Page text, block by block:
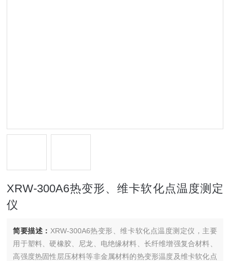
XRW-300A6热变形、维卡软化点温度测定
仪
简要描述： XRW-300A6热变形、维卡软化点温度测定仪，主要
用于塑料、硬橡胶、尼龙、电绝缘材料、长纤维增强复合材料、
高强度热固性层压材料等非金属材料的热变形温度及维卡软化点